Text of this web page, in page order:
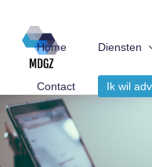
Home Diensten
Contact Ik wil